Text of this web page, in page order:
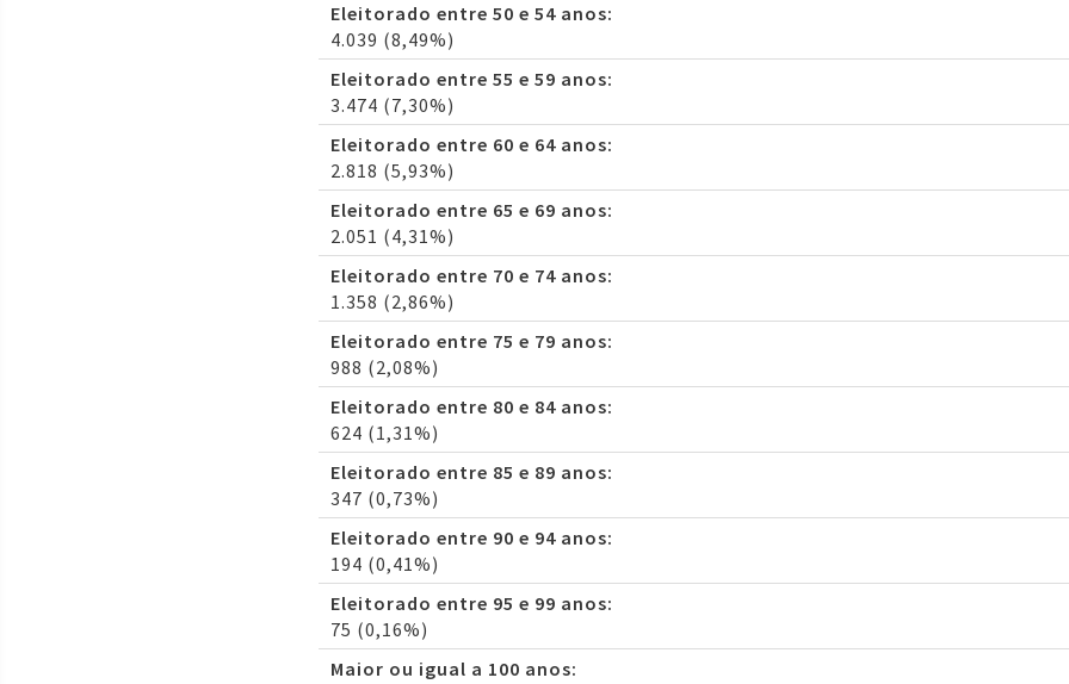
Eleitorado entre 50 e 54 anos:
4.039 (8,49%)
Eleitorado entre 55 e 59 anos:
3.474 (7,30%)
Eleitorado entre 60 e 64 anos:
2.818 (5,93%)
Eleitorado entre 65 e 69 anos:
2.051 (4,31%)
Eleitorado entre 70 e 74 anos:
1.358 (2,86%)
Eleitorado entre 75 e 79 anos:
988 (2,08%)
Eleitorado entre 80 e 84 anos:
624 (1,31%)
Eleitorado entre 85 e 89 anos:
347 (0,73%)
Eleitorado entre 90 e 94 anos:
194 (0,41%)
Eleitorado entre 95 e 99 anos:
75 (0,16%)
Maior ou igual a 100 anos: